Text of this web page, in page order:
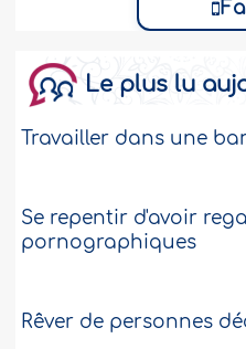
Le plus lu
Travailler dans une
Se repentir d'avoir
pornographiques
Rêver de personnes